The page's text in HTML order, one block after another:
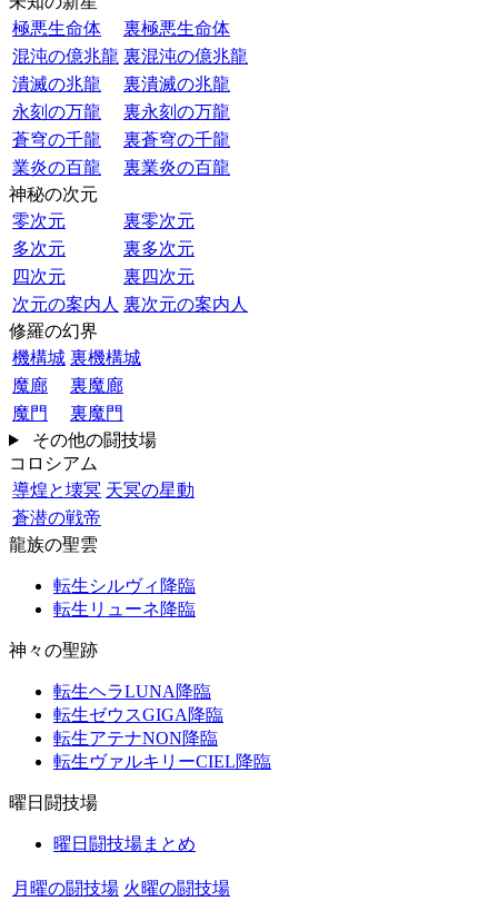
極悪生命体
裏極悪生命体
混沌の億兆龍 裏混沌の億兆龍
潰滅の兆龍
裏潰滅の兆龍
永刻の万龍
裏永刻の万龍
蒼穹の千龍
裏蒼穹の千龍
業炎の百龍
裏業炎の百龍
神秘の次元
零次元
裏零次元
多次元
裏多次元
四次元
裏四次元
次元の案内人 裏次元の案内人
修羅の幻界
機構城 裏機構城
魔廊
裏魔廊
魔門
裏魔門
その他の闘技場
コロシアム
導煌と壊冥 天冥の星動
蒼潜の戦帝
龍族の聖雲
転生シルヴィ降臨
転生リューネ降臨
神々の聖跡
転生ヘラLUNA降臨
転生ゼウスGIGA降臨
転生アテナNON降臨
転生ヴァルキリーCIEL降臨
曜日闘技場
曜日闘技場まとめ
月曜の闘技場 火曜の闘技場